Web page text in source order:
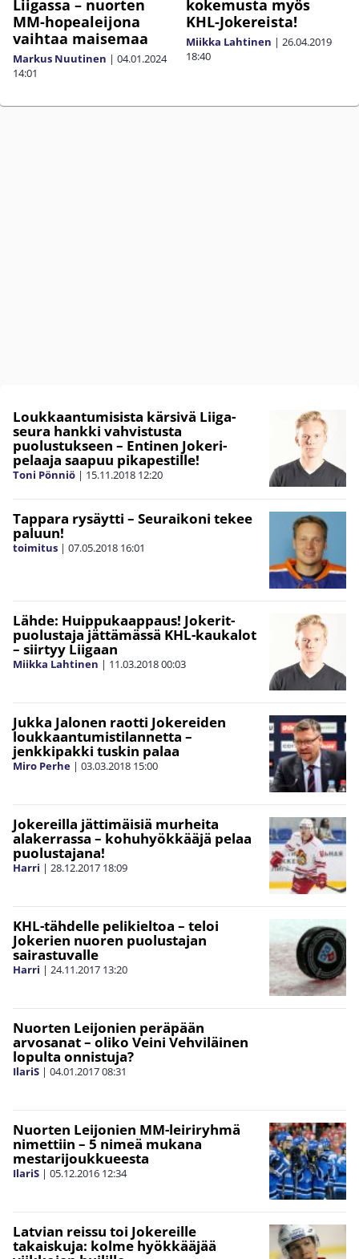
Liigassa – nuorten
MM-hopealeijona
vaihtaa maisemaa
Markus Nuutinen | 04.01.2024
14:01
kokemusta myös
KHL-Jokereista!
Miikka Lahtinen | 26.04.2019
18:40
Loukkaantumisista kärsivä Liiga-
seura hankki vahvistusta
puolustukseen – Entinen Jokeri-
pelaaja saapuu pikapestille!
Toni Pönniö | 15.11.2018 12:20
Tappara rysäytti – Seuraikoni tekee
paluun!
toimitus | 07.05.2018 16:01
Lähde: Huippukaappaus! Jokerit-
puolustaja jättämässä KHL-kaukalot
– siirtyy Liigaan
Miikka Lahtinen | 11.03.201800:03
Jukka Jalonen raotti Jokereiden
loukkaantumistilannetta –
jenkkipakki tuskin palaa
Miro Perhe | 03.03.2018 15:00
Jokereilla jättimäisiä murheita
alakerrassa – kohuhyökkääjä pelaa
puolustajana!
Harri | 28.12.2017 18:09
KHL-tähdelle pelikieltoa – teloi
Jokerien nuoren puolustajan
sairastuvalle
Harri | 24.11.2017 13:20
Nuorten Leijonien peräpään
arvosanat – oliko Veini Vehviläinen
lopulta onnistuja?
IlariS | 04.01.201708:31
Nuorten Leijonien MM-leiriryhmä
nimettiin – 5 nimeä mukana
mestarijoukkueesta
IlariS | 05.12.2016 12:34
Latvian reissu toi Jokereille
takaiskuja: kolme hyökkääjää